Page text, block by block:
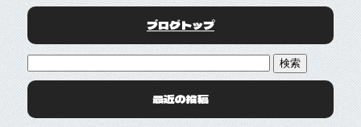
ブログトップ
最近の投稿